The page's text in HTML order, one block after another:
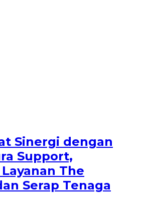
Sinergi dengan
Support,
The
Serap Tenaga